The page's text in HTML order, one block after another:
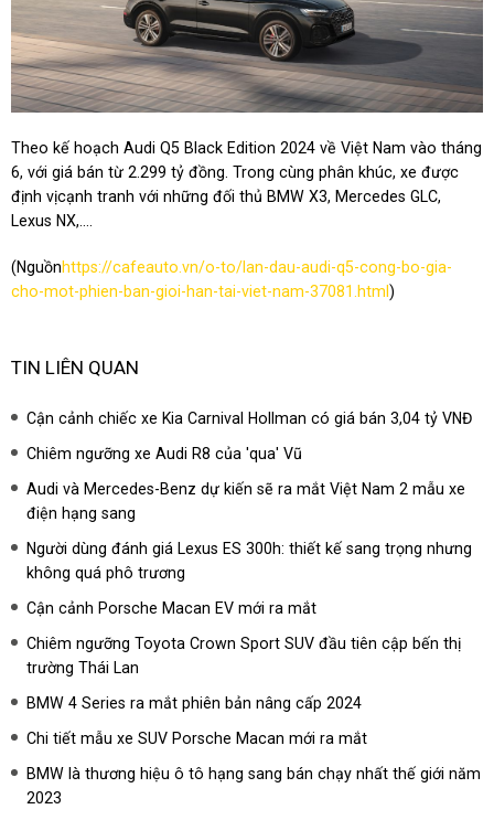
Theo kế hoạch Audi Q5 Black Edition 2024 về Việt Nam vào tháng
6, với giá bán từ 2.299 tỷ đồng. Trong cùng phân khúc, xe được
định vịcạnh tranh với những đối thủ BMW X3, Mercedes GLC,
Lexus NX,….
(Nguồnhttps://cafeauto.vn/o-to/lan-dau-audi-q5-cong-bo-gia-
cho-mot-phien-ban-gioi-han-tai-viet-nam-37081.html)
TIN LIÊN QUAN
Cận cảnh chiếc xe Kia Carnival Hollman có giá bán 3,04 tỷ VNĐ
Chiêm ngưỡng xe Audi R8 của 'qua' Vũ
Audi và Mercedes-Benz dự kiến sẽ ra mắt Việt Nam 2 mẫu xe
điện hạng sang
Người dùng đánh giá Lexus ES 300h: thiết kế sang trọng nhưng
không quá phô trương
Cận cảnh Porsche Macan EV mới ra mắt
Chiêm ngưỡng Toyota Crown Sport SUV đầu tiên cập bến thị
trường Thái Lan
BMW 4 Series ra mắt phiên bản nâng cấp 2024
Chi tiết mẫu xe SUV Porsche Macan mới ra mắt
BMW là thương hiệu ô tô hạng sang bán chạy nhất thế giới năm
2023